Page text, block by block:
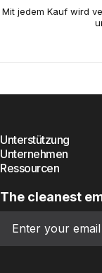
Mit jedem Kauf wird
Unterstützung
Unternehmen
Ressourcen
The cleanest